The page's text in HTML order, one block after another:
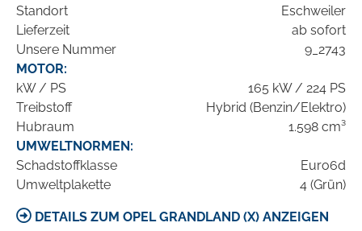
Standort
Eschweiler
Lieferzeit
ab sofort
Unsere Nummer
9_2743
MOTOR:
kW / PS
165 kW / 224 PS
Treibstoff
Hybrid (Benzin/Elektro)
Hubraum
1.598 cm³
UMWELTNORMEN:
Schadstoffklasse
Euro6d
Umweltplakette
4 (Grün)
DETAILS ZUM OPEL GRANDLAND (X) ANZEIGEN